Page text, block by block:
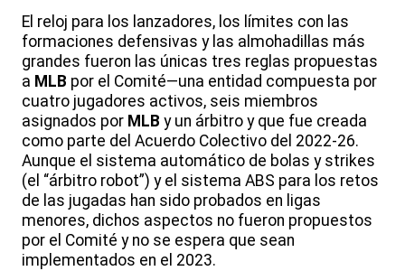
El reloj para los lanzadores, los límites con las
formaciones defensivas y las almohadillas más
grandes fueron las únicas tres reglas propuestas
a MLB por el Comité—una entidad compuesta por
cuatro jugadores activos, seis miembros
asignados por MLB y un árbitro y que fue creada
como parte del Acuerdo Colectivo del 2022-26.
Aunque el sistema automático de bolas y strikes
(el “árbitro robot”) y el sistema ABS para los retos
de las jugadas han sido probados en ligas
menores, dichos aspectos no fueron propuestos
por el Comité y no se espera que sean
implementados en el 2023.